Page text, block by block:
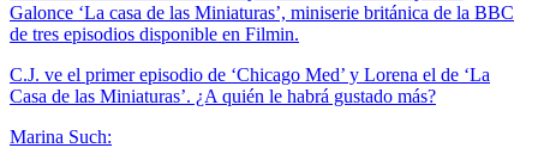
Galonce ‘La casa de las Miniaturas’, miniserie británica de la BBC
de tres episodios disponible en Filmin.
C.J. ve el primer episodio de ‘Chicago Med’ y Lorena el de ‘La
Casa de las Miniaturas’. ¿A quién le habrá gustado más?
Marina Such: